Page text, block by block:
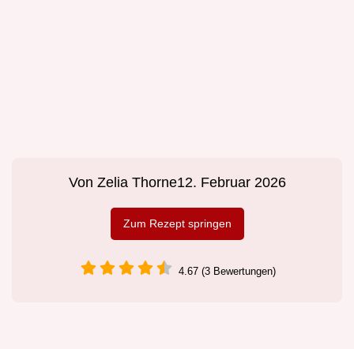
Von Zelia Thorne12. Februar 2026
Zum Rezept springen
4.67 (3 Bewertungen)